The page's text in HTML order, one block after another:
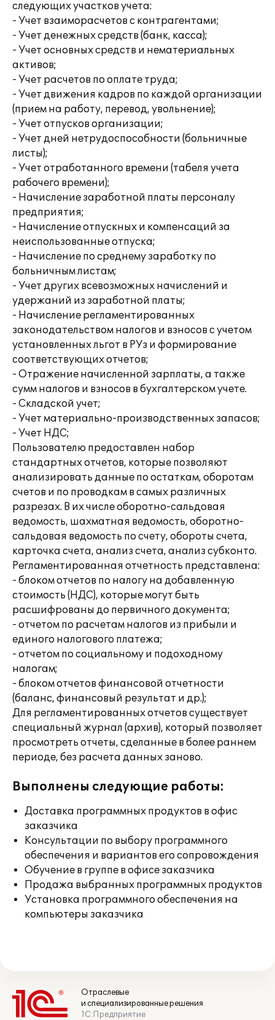
следующих участков учета:
- Учет взаиморасчетов с контрагентами;
- Учет денежных средств (банк, касса);
- Учет основных средств и нематериальных
активов;
- Учет расчетов по оплате труда;
- Учет движения кадров по каждой организации
(прием на работу, перевод, увольнение);
- Учет отпусков организации;
- Учет дней нетрудоспособности (больничные
листы);
- Учет отработанного времени (табеля учета
рабочего времени);
- Начисление заработной платы персоналу
предприятия;
- Начисление отпускных и компенсаций за
неиспользованные отпуска;
- Начисление по среднему заработку по
больничным листам;
- Учет других всевозможных начислений и
удержаний из заработной платы;
- Начисление регламентированных
законодательством налогов и взносов с учетом
установленных льгот в РУз и формирование
соответствующих отчетов;
- Отражение начисленной зарплаты, а также
сумм налогов и взносов в бухгалтерском учете.
- Складской учет;
- Учет материально-производственных запасов;
- Учет НДС;
Пользователю предоставлен набор
стандартных отчетов, которые позволяют
анализировать данные по остаткам, оборотам
счетов и по проводкам в самых различных
разрезах. В их числе оборотно-сальдовая
ведомость, шахматная ведомость, оборотно-
сальдовая ведомость по счету, обороты счета,
карточка счета, анализ счета, анализ субконто.
Регламентированная отчетность представлена:
- блоком отчетов по налогу на добавленную
стоимость (НДС), которые могут быть
расшифрованы до первичного документа;
- отчетом по расчетам налогов из прибыли и
единого налогового платежа;
- отчетом по социальному и подоходному
налогам;
- блоком отчетов финансовой отчетности
(баланс, финансовый результат и др.);
Для регламентированных отчетов существует
специальный журнал (архив), который позволяет
просмотреть отчеты, сделанные в более раннем
периоде, без расчета данных заново.
Выполнены следующие работы:
Доставка программных продуктов в офис
заказчика
Консультации по выбору программного
обеспечения и вариантов его сопровождения
Обучение в группе в офисе заказчика
Продажа выбранных программных продуктов
Установка программного обеспечения на
компьютеры заказчика
Отраслевые
и специализированные решения
1С:Предприятие